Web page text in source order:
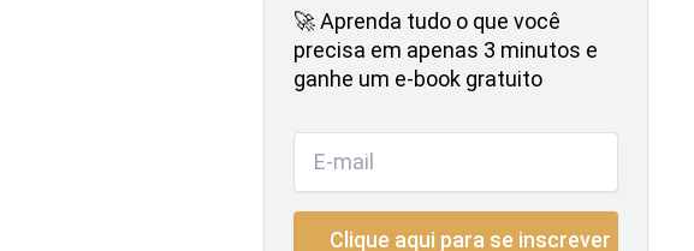
🚀 Aprenda tudo o que você
precisa em apenas 3 minutos e
ganhe um e-book gratuito